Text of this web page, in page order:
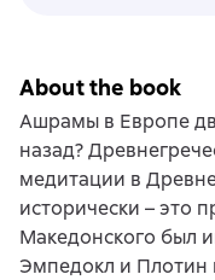
About the book
Ашрамы в Европе
назад?
медитации в
исторически – это
Македонского был
Эмпедокл и Плотин